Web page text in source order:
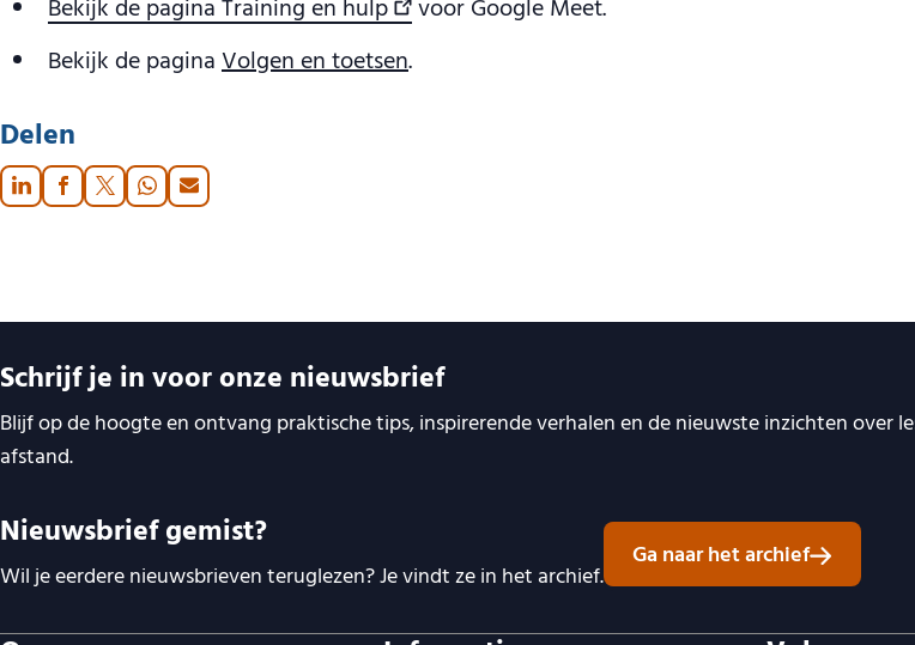
Bekijk de pagina Training en hulp
voor Google Meet.
Bekijk de paginaVolgen en toetsen.
Delen
Schrijf je in voor onze nieuwsbrief
Blijf op de hoogte en ontvang praktische tips, inspirerende verhalen en de nieuwste inzichten over
afstand.
Nieuwsbrief gemist?
Wil je eerdere nieuwsbrieven teruglezen? Je vindt ze in het archief.
Ga naar het archief
Belangrijke links